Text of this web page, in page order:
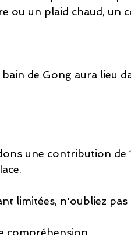
ou un plaid chaud, un
de Gong aura lieu
une contribution
limitées, n'oubliez
compréhension